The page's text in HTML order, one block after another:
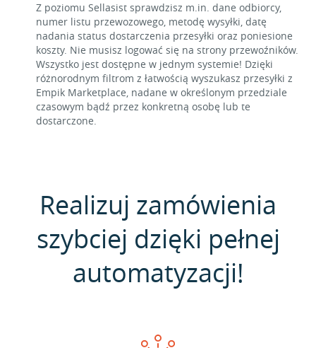
Z poziomu Sellasist sprawdzisz m.in. dane odbiorcy,
numer listu przewozowego, metodę wysyłki, datę
nadania status dostarczenia przesyłki oraz poniesione
koszty. Nie musisz logować się na strony przewoźników.
Wszystko jest dostępne w jednym systemie! Dzięki
różnorodnym filtrom z łatwością wyszukasz przesyłki z
Empik Marketplace, nadane w określonym przedziale
czasowym bądź przez konkretną osobę lub te
dostarczone.
Realizuj zamówienia
szybciej dzięki pełnej
automatyzacji!